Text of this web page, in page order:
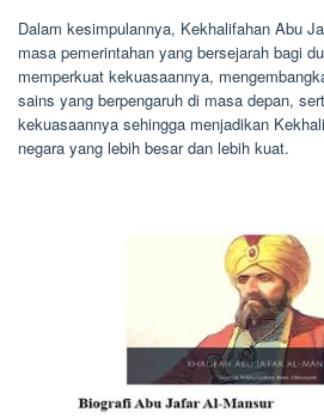
Dalam kesimpulannya, Kekhalifahan Abu
masa pemerintahan yang bersejarah bagi
memperkuat kekuasaannya,
sains yang berpengaruh di masa depan,
kekuasaannya sehingga menjadikan
negara yang lebih besar dan lebih kuat.